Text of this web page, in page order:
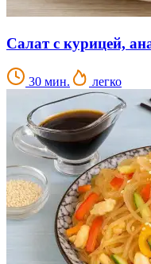
Салат с курицей,
30 мин. легко